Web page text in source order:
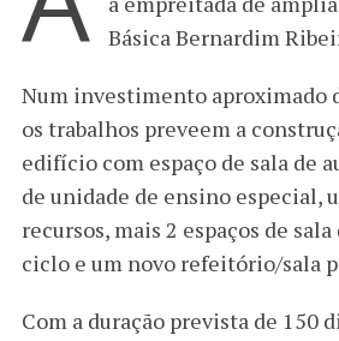
Básica Bernardim
Num investimento aproximado
os trabalhos preveem a
edifício com espaço de sala de
de unidade de ensino especial,
recursos, mais 2 espaços de sala
ciclo e um novo refeitório/sala
Com a duração prevista de 150